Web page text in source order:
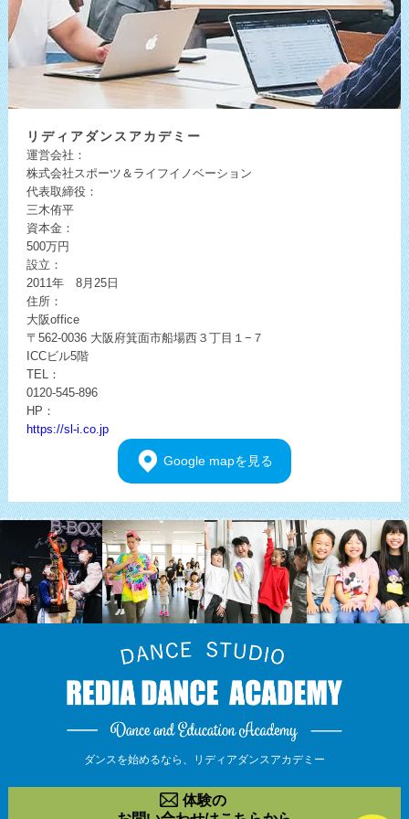
リディアダンスアカデミー
運営会社：
株式会社スポーツ＆ライフイノベーション
代表取締役：
三木侑平
資本金：
500万円
設立：
2011年 8月25日
住所：
大阪office
〒562-0036 大阪府箕面市船場西３丁目１−７
ICCビル5階
TEL：
0120-545-896
HP：
https://sl-i.co.jp
Google mapを見る
ダンスを始めるなら、 リディアダンスアカデミー
体験の